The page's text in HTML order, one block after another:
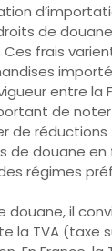
de
frais
entre la
de
de
de douane
régimes
douane, il
la TVA (taxe